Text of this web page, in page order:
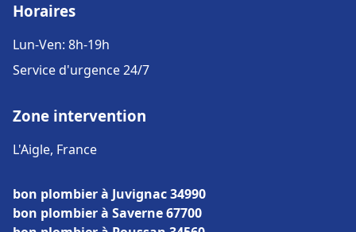
Horaires
Lun-Ven: 8h-19h
Service d'urgence 24/7
Zone intervention
L'Aigle, France
bon plombier à Juvignac 34990
bon plombier à Saverne 67700